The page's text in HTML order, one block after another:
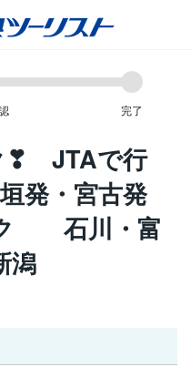
完了
❣ JTAで行
発・宮古発
ク 石川・富
潟